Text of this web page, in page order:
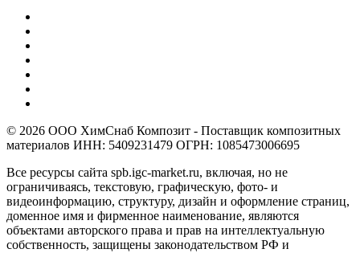
© 2026 ООО ХимСнаб Композит - Поставщик композитных
материалов ИНН: 5409231479 ОГРН: 1085473006695
Все ресурсы сайта spb.igc-market.ru, включая, но не
ограничиваясь, текстовую, графическую, фото- и
видеоинформацию, структуру, дизайн и оформление страниц,
доменное имя и фирменное наименование, являются
объектами авторского права и прав на интеллектуальную
собственность, защищены законодательством РФ и